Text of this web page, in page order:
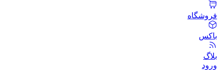
فروشگاه
باکس
بلاگ
ورود